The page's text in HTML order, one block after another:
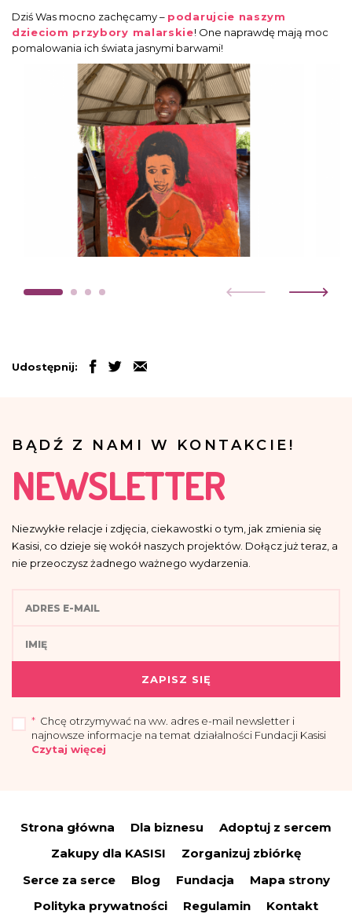
Dziś Was mocno zachęcamy – podarujcie naszym
dzieciom przybory malarskie! One naprawdę mają moc
pomalowania ich świata jasnymi barwami!
Udostępnij:
BĄDŹ Z NAMI W KONTAKCIE!
NEWSLETTER
Niezwykłe relacje i zdjęcia, ciekawostki o tym, jak zmienia się
Kasisi, co dzieje się wokół naszych projektów. Dołącz już teraz, a
nie przeoczysz żadnego ważnego wydarzenia.
ZAPISZ SIĘ
* Chcę otrzymywać na ww. adres e-mail newsletter i
najnowsze informacje na temat działalności Fundacji Kasisi
Czytaj więcej
Administrator wyznaczył Inspektora Danych Osobowych, z którym można się
a) wysyłki newslettera i informacji o działalności fundacji – co stanowi
6 ust. 1 lit. f RODO;
Strona główna Dla biznesu
Adoptuj z sercem
Zakupy dla KASISI
Zorganizuj zbiórkę
Serce za serce
Blog Fundacja
Mapa strony
Polityka prywatności
Regulamin Kontakt